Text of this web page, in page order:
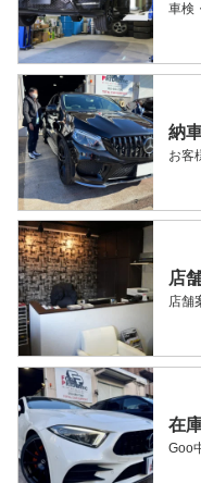
車検
納
お客
店
店舗
在
Goo